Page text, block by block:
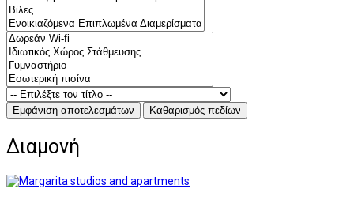
Διαμονή